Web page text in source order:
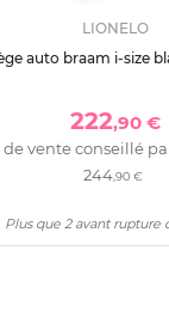
LIONELO
auto braam i-size
222,90 €
de vente conseillé
244,90 €
Plus que 2 avant rupture